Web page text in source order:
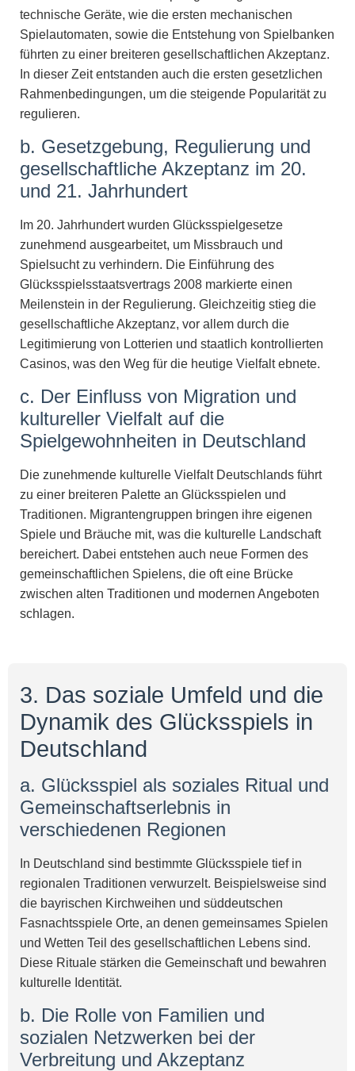
technische Geräte, wie die ersten mechanischen
Spielautomaten, sowie die Entstehung von Spielbanken
führten zu einer breiteren gesellschaftlichen Akzeptanz.
In dieser Zeit entstanden auch die ersten gesetzlichen
Rahmenbedingungen, um die steigende Popularität zu
regulieren.
b. Gesetzgebung, Regulierung und
gesellschaftliche Akzeptanz im 20.
und 21. Jahrhundert
Im 20. Jahrhundert wurden Glücksspielgesetze
zunehmend ausgearbeitet, um Missbrauch und
Spielsucht zu verhindern. Die Einführung des
Glücksspielsstaatsvertrags 2008 markierte einen
Meilenstein in der Regulierung. Gleichzeitig stieg die
gesellschaftliche Akzeptanz, vor allem durch die
Legitimierung von Lotterien und staatlich kontrollierten
Casinos, was den Weg für die heutige Vielfalt ebnete.
c. Der Einfluss von Migration und
kultureller Vielfalt auf die
Spielgewohnheiten in Deutschland
Die zunehmende kulturelle Vielfalt Deutschlands führt
zu einer breiteren Palette an Glücksspielen und
Traditionen. Migrantengruppen bringen ihre eigenen
Spiele und Bräuche mit, was die kulturelle Landschaft
bereichert. Dabei entstehen auch neue Formen des
gemeinschaftlichen Spielens, die oft eine Brücke
zwischen alten Traditionen und modernen Angeboten
schlagen.
3. Das soziale Umfeld und die
Dynamik des Glücksspiels in
Deutschland
a. Glücksspiel als soziales Ritual und
Gemeinschaftserlebnis in
verschiedenen Regionen
In Deutschland sind bestimmte Glücksspiele tief in
regionalen Traditionen verwurzelt. Beispielsweise sind
die bayrischen Kirchweihen und süddeutschen
Fasnachtsspiele Orte, an denen gemeinsames Spielen
und Wetten Teil des gesellschaftlichen Lebens sind.
Diese Rituale stärken die Gemeinschaft und bewahren
kulturelle Identität.
b. Die Rolle von Familien und
sozialen Netzwerken bei der
Verbreitung und Akzeptanz